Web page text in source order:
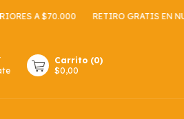
A $70.000 RETIRO GRATIS EN
Carrito (0)
$0,00